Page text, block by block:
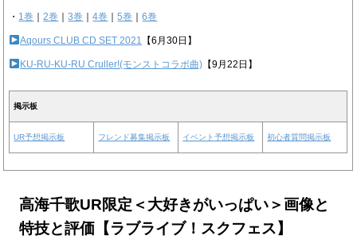
・ 1巻 ｜2巻 ｜3巻 ｜4巻 ｜5巻 ｜6巻
Aqours CLUB CD SET 2021 【6月30日】
KU-RU-KU-RU Cruller!(モンストコラボ曲) 【9月22日】
掲示板
UR予想掲示板 フレンド募集掲示板 イベント予想掲示板 初心者質問掲示板
高海千歌UR限定＜大好きがいっぱい＞画像と
特技と評価【ラブライブ！スクフェス】